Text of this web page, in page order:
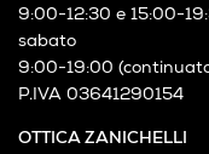
OTTICA ZANICHELLI
9:00-12:30 e 15:00-
sabato
9:00-19:00
P.IVA 03641290154